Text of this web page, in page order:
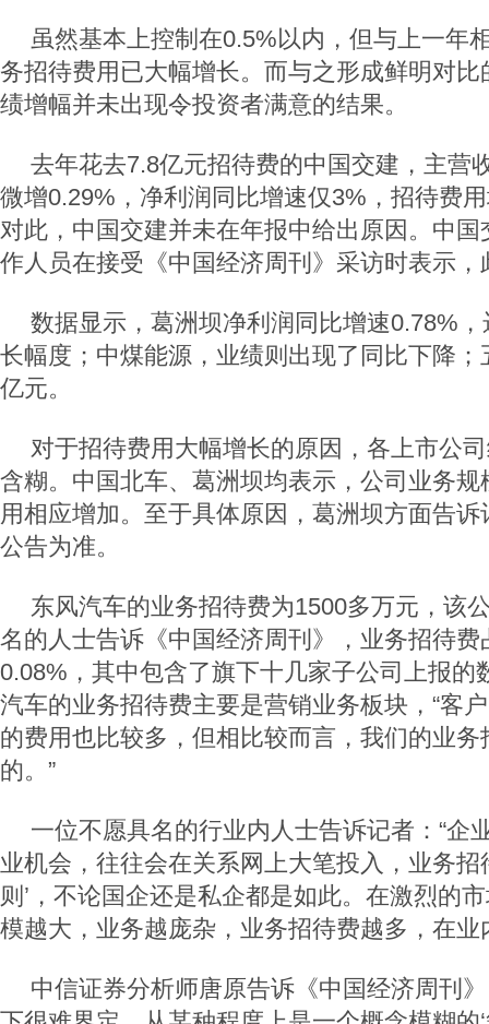
虽然基本上控制在0.5%以内，但与上一年
务招待费用已大幅增长。而与之形成鲜明对
绩增幅并未出现令投资者满意的结果。
去年花去7.8亿元招待费的中国交建，主营
微增0.29%，净利润同比增速仅3%，招待费
对此，中国交建并未在年报中给出原因。中
作人员在接受《中国经济周刊》采访时表示，
数据显示，葛洲坝净利润同比增速0.78%
长幅度；中煤能源，业绩则出现了同比下降
亿元。
对于招待费用大幅增长的原因，各上市公
含糊。中国北车、葛洲坝均表示，公司业务
用相应增加。至于具体原因，葛洲坝方面告
公告为准。
东风汽车的业务招待费为1500多万元，该
名的人士告诉《中国经济周刊》，业务招待
0.08%，其中包含了旗下十几家子公司上报的
汽车的业务招待费主要是营销业务板块，“客
的费用也比较多，但相比较而言，我们的业
的。”
一位不愿具名的行业内人士告诉记者：“企
业机会，往往会在关系网上大笔投入，业务招
则’，不论国企还是私企都是如此。在激烈的
模越大，业务越庞杂，业务招待费越多，在业
中信证券分析师唐原告诉《中国经济周刊